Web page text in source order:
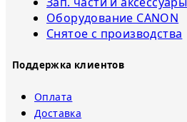
Оборудование CANON
Снятое с прoизвoдства
Поддержка клиентов
Оплата
Доставка